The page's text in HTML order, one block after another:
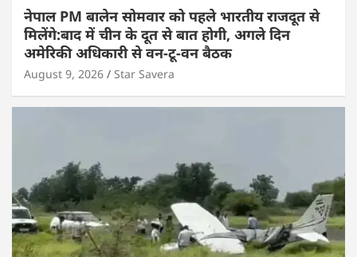
नेपाल PM बालेन सोमवार को पहले भारतीय राजदूत से
मिलेंगे:बाद में चीन के दूत से बात होगी, अगले दिन
अमेरिकी अधिकारी से वन-टू-वन बैठक
August 9, 2026 Star Savera